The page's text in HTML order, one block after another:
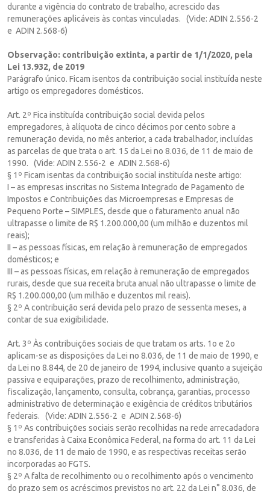
durante a vigência do contrato de trabalho, acrescido das
remunerações aplicáveis às contas vinculadas. (Vide: ADIN 2.556-2
e ADIN 2.568-6)
Observação: contribuição extinta, a partir de 1/1/2020, pela
Lei 13.932, de 2019
Parágrafo único. Ficam isentos da contribuição social instituída neste
artigo os empregadores domésticos.
Art. 2º Fica instituída contribuição social devida pelos
empregadores, à alíquota de cinco décimos por cento sobre a
remuneração devida, no mês anterior, a cada trabalhador, incluídas
as parcelas de que trata o art. 15 da Lei no 8.036, de 11 de maio de
1990. (Vide: ADIN 2.556-2 e ADIN 2.568-6)
§ 1º Ficam isentas da contribuição social instituída neste artigo:
I – as empresas inscritas no Sistema Integrado de Pagamento de
Impostos e Contribuições das Microempresas e Empresas de
Pequeno Porte – SIMPLES, desde que o faturamento anual não
ultrapasse o limite de R$ 1.200.000,00 (um milhão e duzentos mil
reais);
II – as pessoas físicas, em relação à remuneração de empregados
domésticos; e
III – as pessoas físicas, em relação à remuneração de empregados
rurais, desde que sua receita bruta anual não ultrapasse o limite de
R$ 1.200.000,00 (um milhão e duzentos mil reais).
§ 2º A contribuição será devida pelo prazo de sessenta meses, a
contar de sua exigibilidade.
Art. 3º Às contribuições sociais de que tratam os arts. 1o e 2o
aplicam-se as disposições da Lei no 8.036, de 11 de maio de 1990, e
da Lei no 8.844, de 20 de janeiro de 1994, inclusive quanto a sujeição
passiva e equiparações, prazo de recolhimento, administração,
fiscalização, lançamento, consulta, cobrança, garantias, processo
administrativo de determinação e exigência de créditos tributários
federais. (Vide: ADIN 2.556-2 e ADIN 2.568-6)
§ 1º As contribuições sociais serão recolhidas na rede arrecadadora
e transferidas à Caixa Econômica Federal, na forma do art. 11 da Lei
no 8.036, de 11 de maio de 1990, e as respectivas receitas serão
incorporadas ao FGTS.
§ 2º A falta de recolhimento ou o recolhimento após o vencimento
do prazo sem os acréscimos previstos no art. 22 da Lei n° 8.036, de